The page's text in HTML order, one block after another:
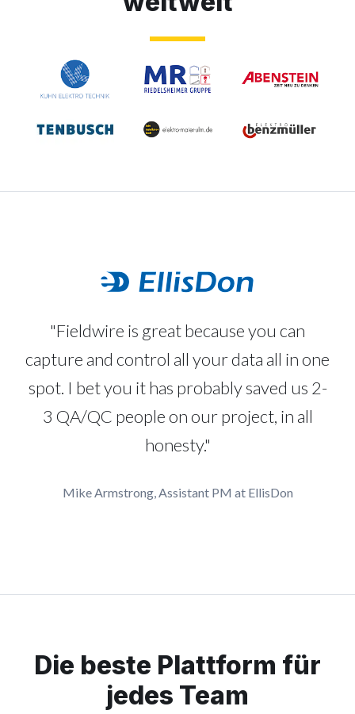
"Fieldwire is great because you can
capture and control all your data all in one
spot. I bet you it has probably saved us 2-
3 QA/QC people on our project, in all
honesty."
Mike Armstrong, Assistant PM at EllisDon
Die beste Plattform für
jedes Team